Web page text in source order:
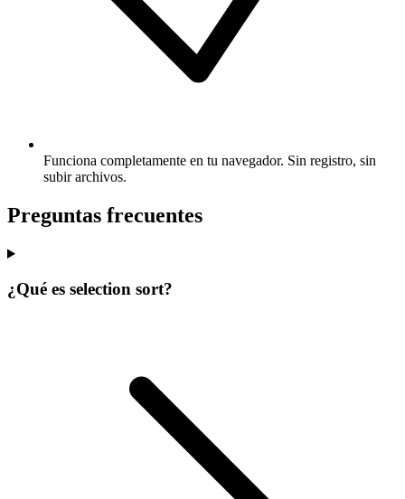
Funciona completamente en tu navegador. Sin registro, sin
subir archivos.
Preguntas frecuentes
¿Qué es selection sort?